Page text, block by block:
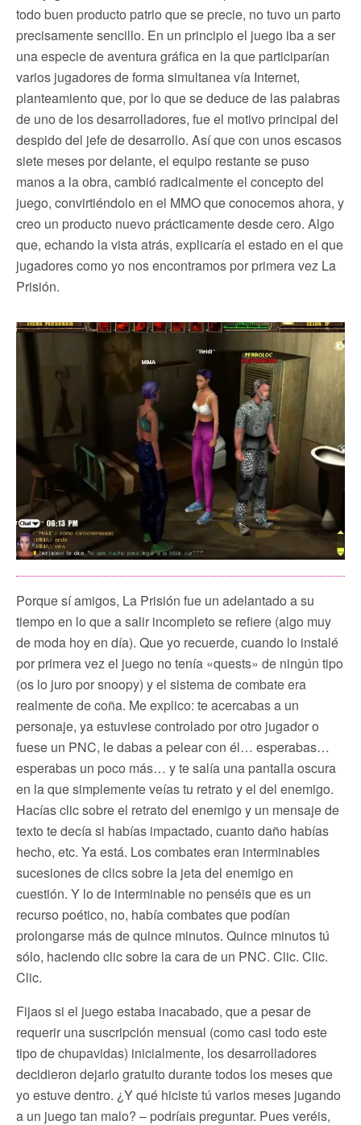
todo buen producto patrio que se precie, no tuvo un parto
precisamente sencillo. En un principio el juego iba a ser
una especie de aventura gráfica en la que participarían
varios jugadores de forma simultanea vía Internet,
planteamiento que, por lo que se deduce de las palabras
de uno de los desarrolladores, fue el motivo principal del
despido del jefe de desarrollo. Así que con unos escasos
siete meses por delante, el equipo restante se puso
manos a la obra, cambió radicalmente el concepto del
juego, convirtiéndolo en el MMO que conocemos ahora, y
creo un producto nuevo prácticamente desde cero. Algo
que, echando la vista atrás, explicaría el estado en el que
jugadores como yo nos encontramos por primera vez La
Prisión.
Porque sí amigos, La Prisión fue un adelantado a su
tiempo en lo que a salir incompleto se refiere (algo muy
de moda hoy en día). Que yo recuerde, cuando lo instalé
por primera vez el juego no tenía «quests» de ningún tipo
(os lo juro por snoopy) y el sistema de combate era
realmente de coña. Me explico: te acercabas a un
personaje, ya estuviese controlado por otro jugador o
fuese un PNC, le dabas a pelear con él… esperabas…
esperabas un poco más… y te salía una pantalla oscura
en la que simplemente veías tu retrato y el del enemigo.
Hacías clic sobre el retrato del enemigo y un mensaje de
texto te decía si habías impactado, cuanto daño habías
hecho, etc. Ya está. Los combates eran interminables
sucesiones de clics sobre la jeta del enemigo en
cuestión. Y lo de interminable no penséis que es un
recurso poético, no, había combates que podían
prolongarse más de quince minutos. Quince minutos tú
sólo, haciendo clic sobre la cara de un PNC. Clic. Clic.
Clic.
Fijaos si el juego estaba inacabado, que a pesar de
requerir una suscripción mensual (como casi todo este
tipo de chupavidas) inicialmente, los desarrolladores
decidieron dejarlo gratuito durante todos los meses que
yo estuve dentro. ¿Y qué hiciste tú varios meses jugando
a un juego tan malo? – podríais preguntar. Pues veréis,